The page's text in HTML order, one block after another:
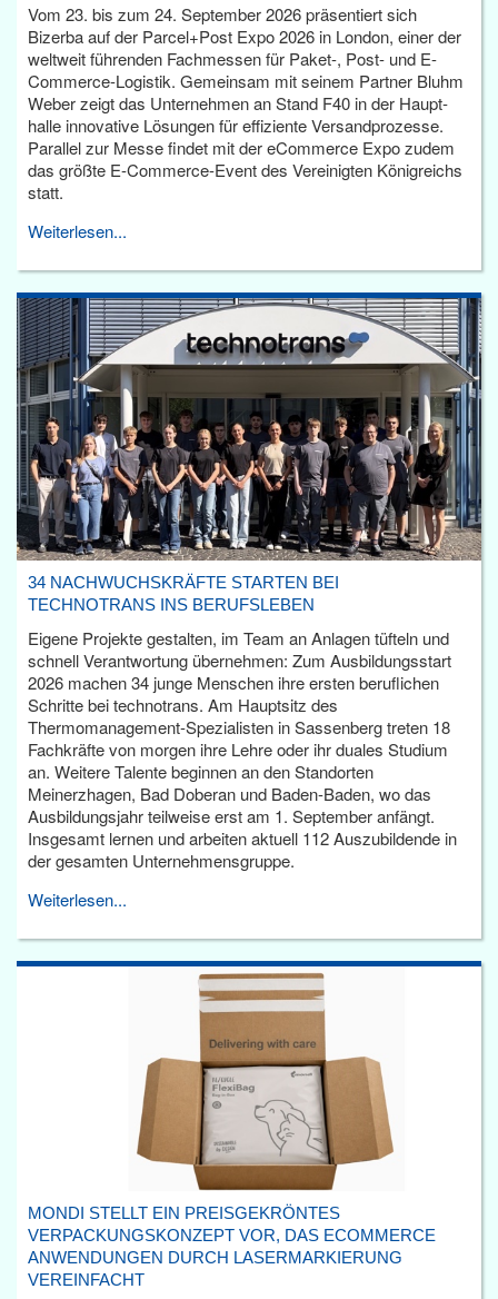
Vom 23. bis zum 24. September 2026 präsentiert sich
Bizerba auf der Parcel+Post Expo 2026 in London, einer der
weltweit führenden Fachmessen für Paket-, Post- und E-
Commerce-Logistik. Gemeinsam mit seinem Partner Bluhm
Weber zeigt das Unternehmen an Stand F40 in der Haupt­
halle innovative Lösungen für effiziente Versandprozesse.
Parallel zur Messe findet mit der eCommerce Expo zudem
das größte E-Commerce-Event des Vereinigten Königreichs
statt.
Weiterlesen...
34 NACHWUCHSKRÄFTE STARTEN BEI
TECHNOTRANS INS BERUFSLEBEN
Eigene Projekte gestalten, im Team an Anlagen tüfteln und
schnell Verantwortung übernehmen: Zum Ausbildungsstart
2026 machen 34 junge Menschen ihre ersten beruflichen
Schritte bei technotrans. Am Hauptsitz des
Thermomanagement-Spezialisten in Sassenberg treten 18
Fachkräfte von morgen ihre Lehre oder ihr duales Studium
an. Weitere Talente beginnen an den Standorten
Meinerzhagen, Bad Doberan und Baden-Baden, wo das
Ausbildungsjahr teilweise erst am 1. September anfängt.
Insgesamt lernen und arbeiten aktuell 112 Auszubildende in
der gesamten Unternehmensgruppe.
Weiterlesen...
MONDI STELLT EIN PREISGEKRÖNTES
VERPACKUNGSKONZEPT VOR, DAS ECOMMERCE
ANWENDUNGEN DURCH LASERMARKIERUNG
VEREINFACHT